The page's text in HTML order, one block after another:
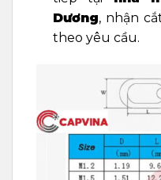
Dương, nhận
theo yêu cầu.